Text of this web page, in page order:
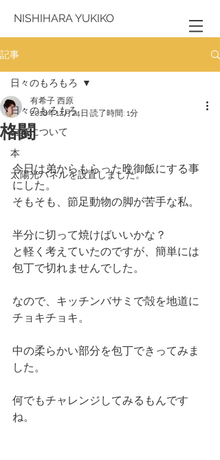
NISHIHARA YUKIKO
記事
日々のもろもろ
自宅について
本
太陽光パネルを設置しました。
日々のもろもろ
格闘
有希子 西原
2018年12月24日 読了時間: 1分
今日は弟からもらった晩御飯にする事
にした。
そもそも、節足動物の脚が苦手な私。
半分に切って焼けばいいかな？
と軽く考えていたのですが、簡単には
包丁で切れませんでした。
なので、キッチンバサミで殻を地道に
チョキチョキ。
中の柔らかい部分を包丁できってみま
した。
何でもチャレンジしてみるもんです
ね。